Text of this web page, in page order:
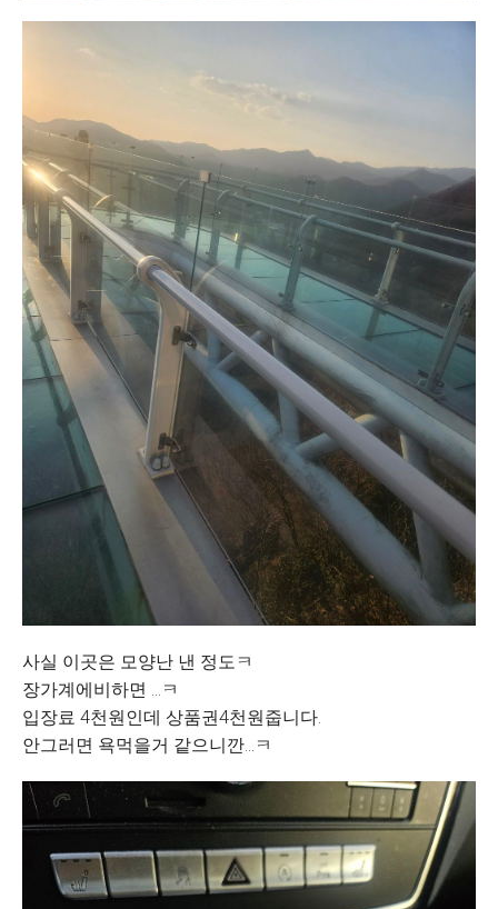
사실 이곳은 모양난 낸 정도ㅋ
장가계에비하면 ...ㅋ
입장료 4천원인데 상품권4천원줍니다.
안그러면 욕먹을거 같으니깐...ㅋ